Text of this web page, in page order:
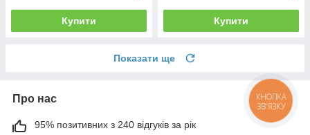
Купити Купити
Показати ще
Про нас
95% позитивних з 240 відгуків за рік
КНОПКА
ЗВ'ЯЗКУ